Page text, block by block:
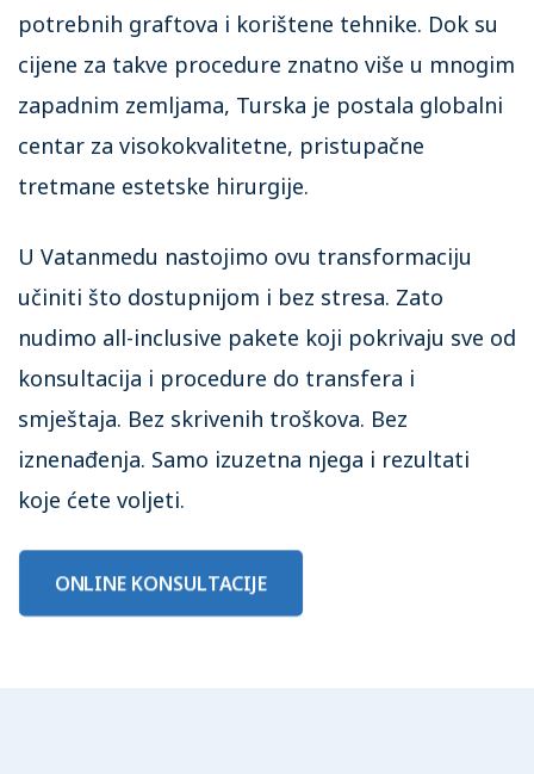
potrebnih graftova i korištene tehnike. Dok su
cijene za takve procedure znatno više u mnogim
zapadnim zemljama, Turska je postala globalni
centar za visokokvalitetne, pristupačne
tretmane estetske hirurgije.
U Vatanmedu nastojimo ovu transformaciju
učiniti što dostupnijom i bez stresa. Zato
nudimo all-inclusive pakete koji pokrivaju sve od
konsultacija i procedure do transfera i
smještaja. Bez skrivenih troškova. Bez
iznenađenja. Samo izuzetna njega i rezultati
koje ćete voljeti.
ONLINE KONSULTACIJE